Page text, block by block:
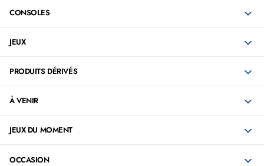
CONSOLES
JEUX
PRODUITS DÉRIVÉS
À VENIR
JEUX DU MOMENT
OCCASION